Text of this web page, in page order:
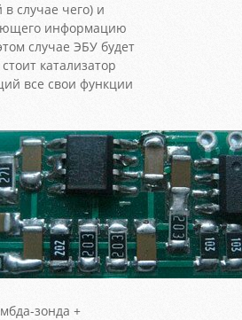
случае чего) и
информацию
случае ЭБУ будет
катализатор
все свои функции
зонда +